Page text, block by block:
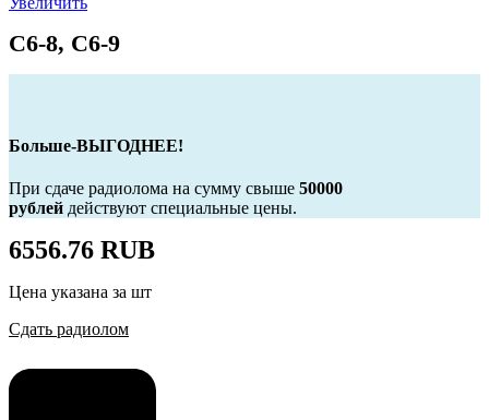
C6-8, C6-9
Больше-ВЫГОДНЕЕ!
При сдаче радиолома на сумму свыше 50000
рублей действуют специальные цены.
6556.76 RUB
Цена указана за шт
Сдать радиолом